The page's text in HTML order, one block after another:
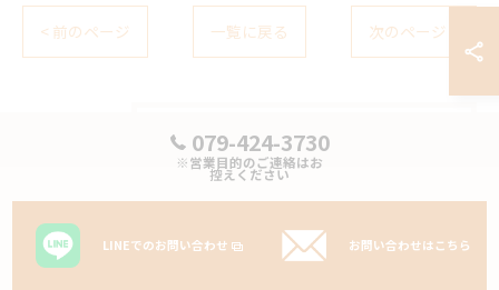
< 前のページ 一覧に戻る 次のページ >
カテゴリー CATEGORIES
全てのカテゴリー
内窓7
079-424-3730
※営業目的のご連絡はお
控えください
LINEでのお問い合わせ お問い合わせはこちら